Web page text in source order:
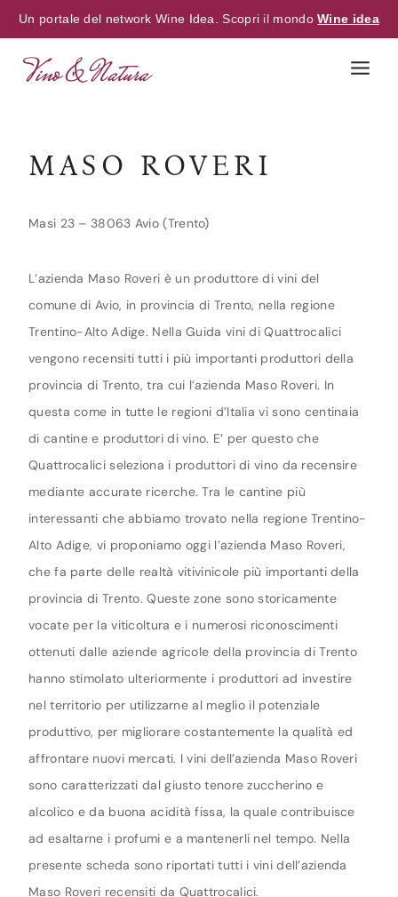
Un portale del network Wine Idea. Scopri il mondoWine idea
MASO ROVERI
Masi 23 – 38063 Avio (Trento)
L’azienda Maso Roveri è un produttore di vini del
comune di Avio, in provincia di Trento, nella regione
Trentino-Alto Adige. Nella Guida vini di Quattrocalici
vengono recensiti tutti i più importanti produttori della
provincia di Trento, tra cui l’azienda Maso Roveri. In
questa come in tutte le regioni d’Italia vi sono centinaia
di cantine e produttori di vino. E’ per questo che
Quattrocalici seleziona i produttori di vino da recensire
mediante accurate ricerche. Tra le cantine più
interessanti che abbiamo trovato nella regione Trentino-
Alto Adige, vi proponiamo oggi l’azienda Maso Roveri,
che fa parte delle realtà vitivinicole più importanti della
provincia di Trento. Queste zone sono storicamente
vocate per la viticoltura e i numerosi riconoscimenti
ottenuti dalle aziende agricole della provincia di Trento
hanno stimolato ulteriormente i produttori ad investire
nel territorio per utilizzarne al meglio il potenziale
produttivo, per migliorare costantemente la qualità ed
affrontare nuovi mercati. I vini dell’azienda Maso Roveri
sono caratterizzati dal giusto tenore zuccherino e
alcolico e da buona acidità fissa, la quale contribuisce
ad esaltarne i profumi e a mantenerli nel tempo. Nella
presente scheda sono riportati tutti i vini dell’azienda
Maso Roveri recensiti da Quattrocalici.